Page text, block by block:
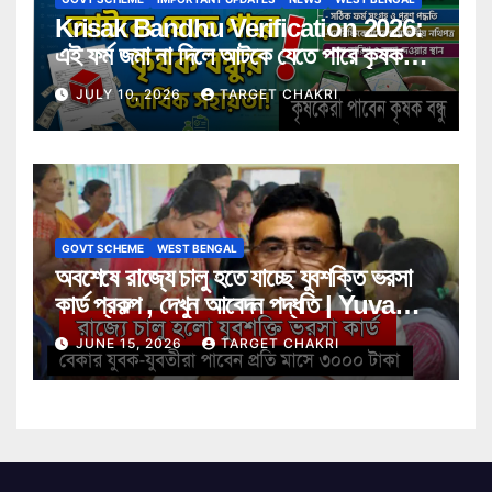
Krisak Bandhu Verification 2026:
এই ফর্ম জমা না দিলে আটকে যেতে পারে কৃষক
বন্ধুর আর্থিক সহায়তা! জানুন বিস্তারিত
JULY 10, 2026 TARGET CHAKRI
GOVT SCHEME WEST BENGAL
অবশেষে রাজ্যে চালু হতে যাচ্ছে যুবশক্তি ভরসা
কার্ড প্রকল্প , দেখুন আবেদন পদ্ধতি | Yuva
Shakti Bharosa Card Scheme
JUNE 15, 2026 TARGET CHAKRI